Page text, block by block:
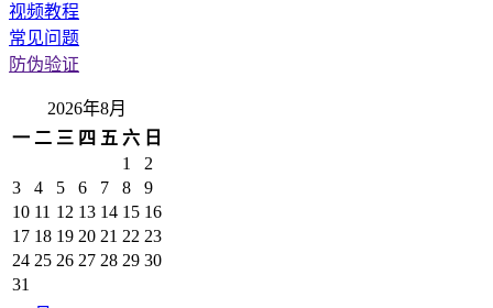
视频教程
常见问题
防伪验证
2026年8月
一 二 三 四 五 六 日
1
2
3
4 5 6 7 8
9
10 11 12 13 14 15 16
17 18 19 20 21 22 23
24 25 26 27 28 29 30
31